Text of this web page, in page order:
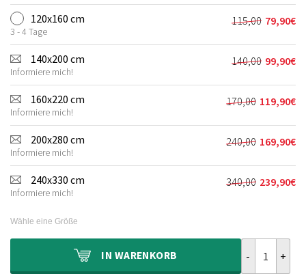
war:
90,00€
ist:
54,90€.
120x160 cm
3 - 4 Tage
115,00
Preis
war:
115,00€
79,90€
Aktueller
Preis
ist:
79,90€.
140x200 cm
Informiere mich!
140,00
Preis
war:
140,00€
99,90€
Aktueller
Preis
ist:
99,90€.
160x220 cm
Informiere mich!
170,00
Preis
war:
170,00€
119,90€
Aktueller
Preis
ist:
119,90€.
200x280 cm
Informiere mich!
240,00
Preis
war:
240,00€
169,90€
Aktueller
Preis
ist:
169,90€.
240x330 cm
Informiere mich!
340,00 239,90€
Aktueller
Wähle eine Größe
IN WARENKORB